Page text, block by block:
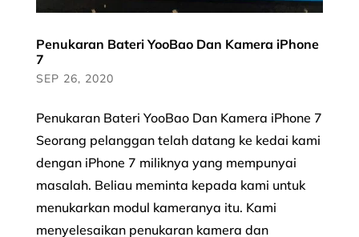
Penukaran Bateri YooBao Dan Kamera iPhone
7
SEP 26, 2020
Penukaran Bateri YooBao Dan Kamera iPhone 7
Seorang pelanggan telah datang ke kedai kami
dengan iPhone 7 miliknya yang mempunyai
masalah. Beliau meminta kepada kami untuk
menukarkan modul kameranya itu. Kami
menyelesaikan penukaran kamera dan